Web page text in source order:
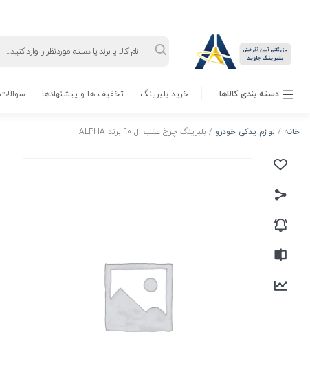
search
دسته بندی کالاها خرید بلبرینگ تخفیف ها و پیشنهادها سوالات
خانه / لوازم یدکی خودرو / بلبرینگ چرخ عقب ال 90 برند ALPHA